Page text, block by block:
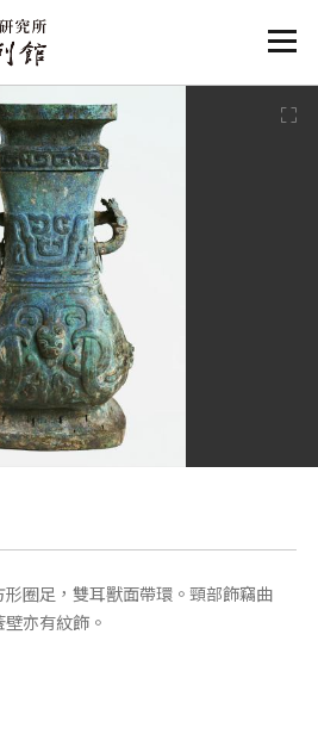
圈足，雙耳獸面帶環。頸部飾竊曲
亦有紋飾。